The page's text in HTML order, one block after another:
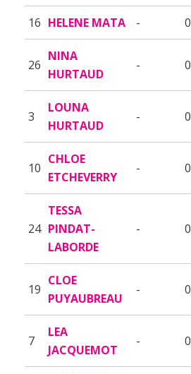
16 HELENE MATA - 0
26
NINA
HURTAUD
- 0
3
LOUNA
HURTAUD
- 0
10
CHLOE
ETCHEVERRY
- 0
24
TESSA
PINDAT-
LABORDE
- 0
19
CLOE
PUYAUBREAU
- 0
7
LEA
JACQUEMOT
- 0